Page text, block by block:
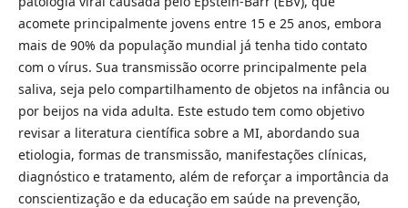
acomete principalmente jovens entre 15 e 25 anos, embora
mais de 90% da população mundial já tenha tido contato
com o vírus. Sua transmissão ocorre principalmente pela
saliva, seja pelo compartilhamento de objetos na infância ou
por beijos na vida adulta. Este estudo tem como objetivo
revisar a literatura científica sobre a MI, abordando sua
etiologia, formas de transmissão, manifestações clínicas,
diagnóstico e tratamento, além de reforçar a importância da
conscientização e da educação em saúde na prevenção,